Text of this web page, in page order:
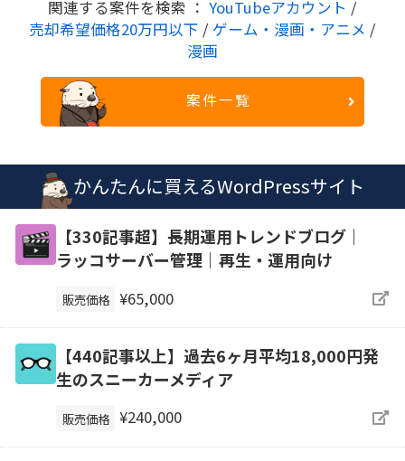
関連する案件を検索 ： YouTubeアカウント /
売却希望価格20万円以下 / ゲーム・漫画・アニメ /
漫画
案件一覧
かんたんに買えるWordPressサイト
【330記事超】長期運用トレンドブログ｜
ラッコサーバー管理｜再生・運用向け
販売価格 ¥65,000
【440記事以上】過去6ヶ月平均18,000円発
生のスニーカーメディア
販売価格 ¥240,000